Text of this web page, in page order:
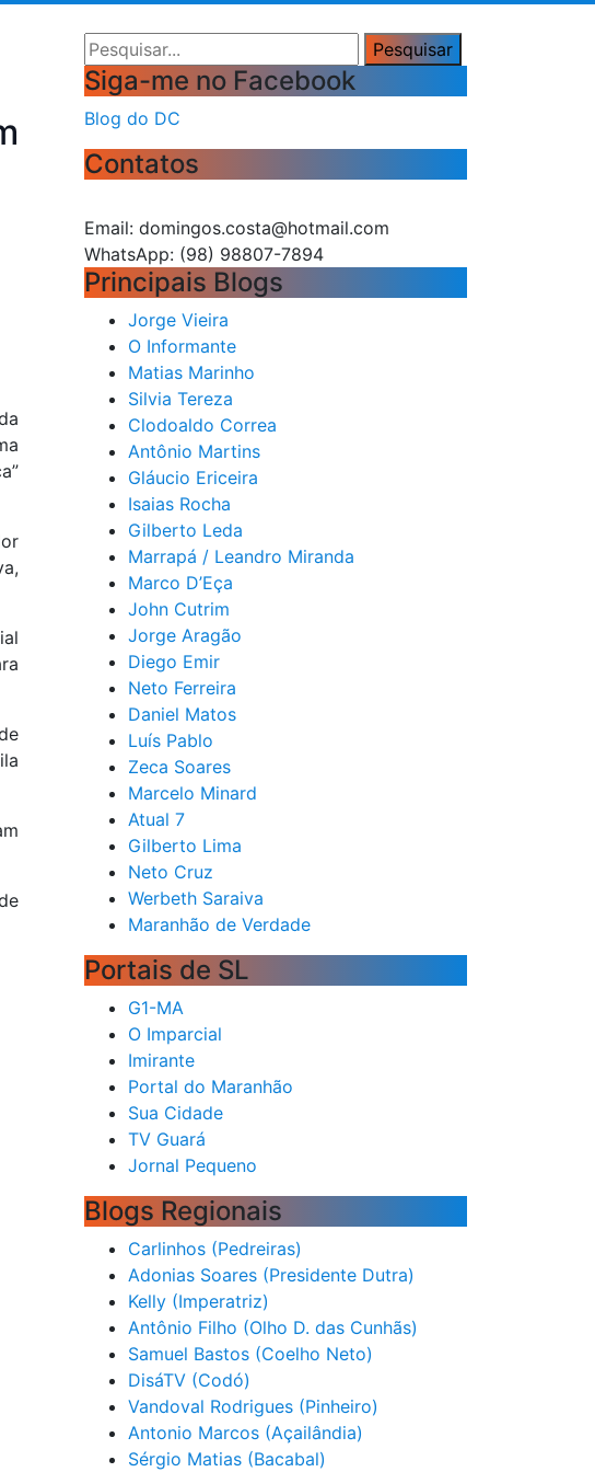
Pesquisar Pesquisar
Siga-me no Facebook
Blog do DC
Contatos
Email: domingos.costa@hotmail.com
WhatsApp: (98) 98807-7894
Principais Blogs
Jorge Vieira
O Informante
Matias Marinho
Silvia Tereza
Clodoaldo Correa
Antônio Martins
Gláucio Ericeira
Isaias Rocha
Gilberto Leda
Marrapá / Leandro Miranda
Marco D’Eça
John Cutrim
Jorge Aragão
Diego Emir
Neto Ferreira
Daniel Matos
Luís Pablo
Zeca Soares
Marcelo Minard
Atual 7
Gilberto Lima
Neto Cruz
Werbeth Saraiva
Maranhão de Verdade
Portais de SL
G1-MA
O Imparcial
Imirante
Portal do Maranhão
Sua Cidade
TV Guará
Jornal Pequeno
Blogs Regionais
Carlinhos (Pedreiras)
Adonias Soares (Presidente Dutra)
Kelly (Imperatriz)
Antônio Filho (Olho D. das Cunhãs)
Samuel Bastos (Coelho Neto)
DisáTV (Codó)
Vandoval Rodrigues (Pinheiro)
Antonio Marcos (Açailândia)
Sérgio Matias (Bacabal)